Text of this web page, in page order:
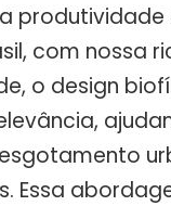
produtividade
com nossa
o design
Essa